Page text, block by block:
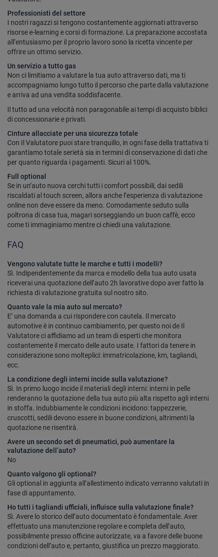
Professionisti del settore
I nostri ragazzi si tengono costantemente aggiornati attraverso
risorse e-learning e corsi di formazione. La preparazione accostata
all’entusiasmo per il proprio lavoro sono la ricetta vincente per
offrire un ottimo servizio.
Un servizio a tutto gas
Non ci limitiamo a valutare la tua auto attraverso dati, ma ti
accompagniamo lungo tutto il percorso che parte dalla valutazione
e arriva ad una vendita soddisfacente.
Il tutto ad una velocità non paragonabile ai tempi di acquisto biblici
di concessionarie e privati.
Cinture allacciate per una sicurezza totale
Con Il Valutatore puoi stare tranquillo, in ogni fase della trattativa ti
garantiamo totale serietà sia in termini di conservazione di dati che
per quanto riguarda i pagamenti. Sicuri al 100%.
Full optional
Se in un’auto nuova cerchi tutti i comfort possibili, dai sedili
riscaldati al touch screen, allora anche l’esperienza di valutazione
online non deve essere da meno. Comodamente seduto sulla
poltrona di casa tua, magari sorseggiando un buon caffè, ecco
come ti immaginiamo mentre ci chiedi una valutazione.
FAQ
Vengono valutate tutte le marche e tutti i modelli?
Sì. Indipendentemente da marca e modello della tua auto usata
riceverai una quotazione dell’auto 2h lavorative dopo aver fatto la
richiesta di valutazione gratuita sul nostro sito.
Quanto vale la mia auto sul mercato?
E’ una domanda a cui rispondere con cautela. Il mercato
automotive è in continuo cambiamento, per questo noi de Il
Valutatore ci affidiamo ad un team di esperti che monitora
costantemente il mercato delle auto usate. I fattori da tenere in
considerazione sono molteplici: immatricolazione, km, tagliandi,
ecc.
La condizione degli interni incide sulla valutazione?
Sì. In primo luogo incide il materiali degli interni: interni in pelle
renderanno la quotazione della tua auto più alta rispetto agli interni
in stoffa. Indubbiamente le condizioni incidono: tappezzerie,
cruscotti, sedili devono essere in buone condizioni, altrimenti la
quotazione ne risentirà.
Avere un secondo set di pneumatici, può aumentare la
valutazione dell’auto?
No
Quanto valgono gli optional?
Gli optional in aggiunta all’allestimento indicato verranno valutati in
fase di appuntamento.
Ho tutti i tagliandi ufficiali, influisce sulla valutazione finale?
Sì. Avere lo storico dell’auto documentato è fondamentale. Aver
effettuato una manutenzione regolare e completa dell’auto,
possibilmente presso officine autorizzate, va a favore delle buone
condizioni dell’auto e, pertanto, giustifica un prezzo maggiorato.